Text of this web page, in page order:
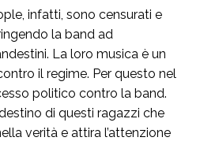
infatti, sono censurati e
la band ad
La loro musica è un
il regime. Per questo nel
politico contro la band.
di questi ragazzi che
verità e attira l’attenzione